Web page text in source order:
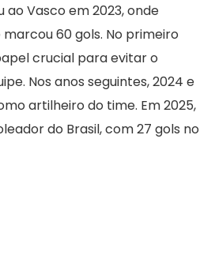
Vasco em 2023, onde
marcou 60 gols. No primeiro
crucial para evitar o
Nos anos seguintes, 2024 e
artilheiro do time. Em 2025,
do Brasil, com 27 gols no